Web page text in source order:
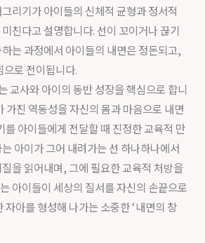
리기가 아이들의 신체적 균형과 정서적
친다고 설명합니다. 선이 꼬이거나 끊기
는 과정에서 아이들의 내면은 정돈되고,
으로 전이됩니다.
교사와 아이의 동반 성장을 핵심으로 합니
가진 역동성을 자신의 몸과 마음으로 내면
를 아이들에게 전달할 때 진정한 교육적 만
아이가 그어 내려가는 선 하나하나에서
을 읽어내며, 그에 필요한 교육적 처방을
아이들이 세상의 질서를 자신의 손끝으로
자아를 형성해 나가는 소중한 ‘내면의 창